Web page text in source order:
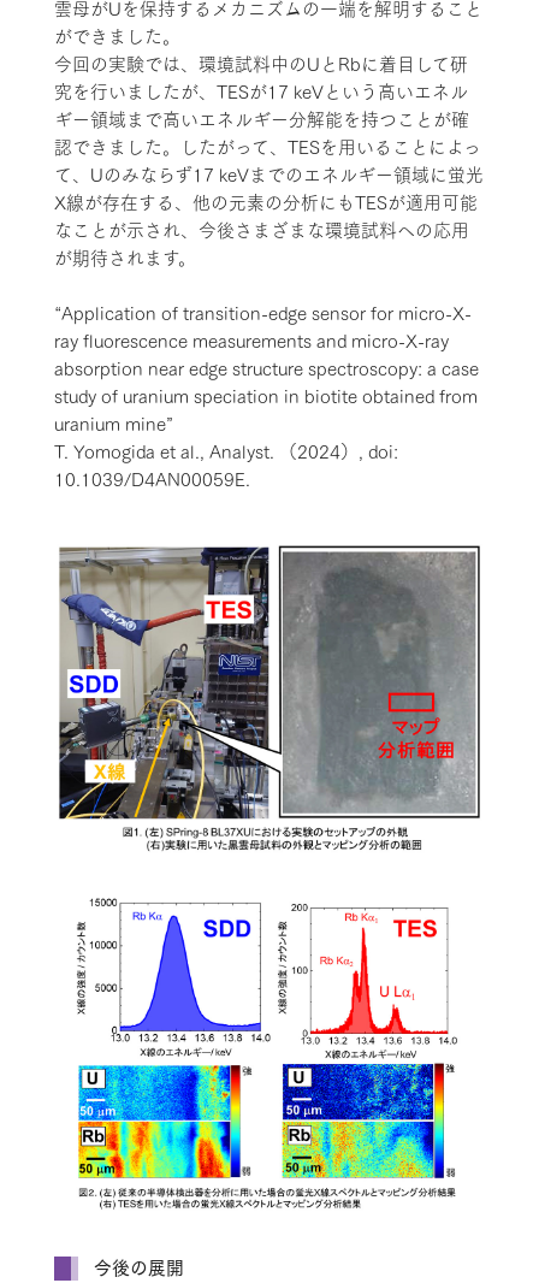
雲母がUを保持するメカニズムの一端を解明すること
ができました。
今回の実験では、環境試料中のUとRbに着目して研
究を行いましたが、TESが17 keVという高いエネル
ギー領域まで高いエネルギー分解能を持つことが確
認できました。したがって、TESを用いることによっ
て、Uのみならず17 keVまでのエネルギー領域に蛍光
X線が存在する、他の元素の分析にもTESが適用可能
なことが示され、今後さまざまな環境試料への応用
が期待されます。
“Application of transition-edge sensor for micro-X-
ray fluorescence measurements and micro-X-ray
absorption near edge structure spectroscopy: a case
study of uranium speciation in biotite obtained from
uranium mine”
T. Yomogida et al., Analyst. （2024）, doi:
10.1039/D4AN00059E.
今後の展開